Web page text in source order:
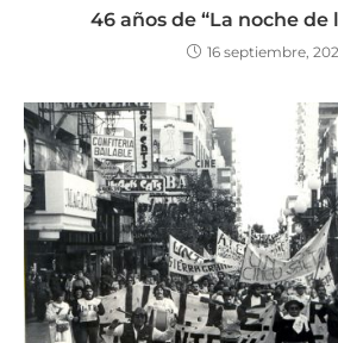
46 años de “La noche de
16 septiembre,